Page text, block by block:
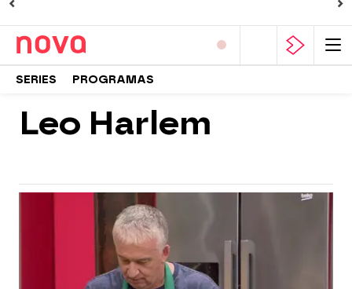
SERIES PROGRAMAS
Leo Harlem